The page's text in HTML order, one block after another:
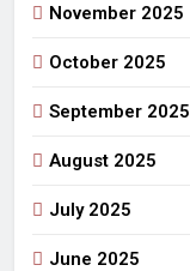
November 2025
October 2025
September 2025
August 2025
July 2025
June 2025